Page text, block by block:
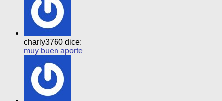
charly3760 dice:
muy buen aporte